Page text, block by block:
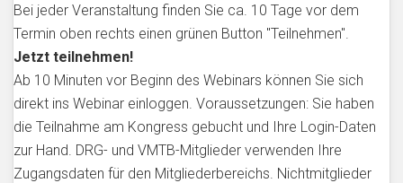
Bei jeder Veranstaltung finden Sie ca. 10 Tage vor dem
Termin oben rechts einen grünen Button "Teilnehmen".
Jetzt teilnehmen!
Ab 10 Minuten vor Beginn des Webinars können Sie sich
direkt ins Webinar einloggen. Voraussetzungen: Sie haben
die Teilnahme am Kongress gebucht und Ihre Login-Daten
zur Hand. DRG- und VMTB-Mitglieder verwenden Ihre
Zugangsdaten für den Mitgliederbereichs. Nichtmitglieder